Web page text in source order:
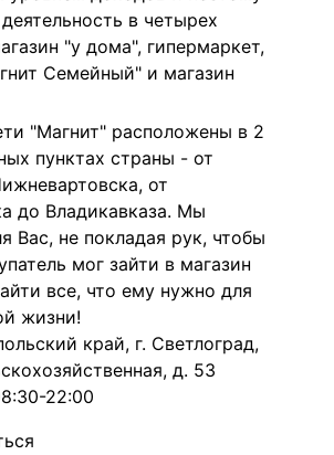
в четырех
"у дома", гипермаркет,
Семейный" и магазин
"Магнит" расположены в 2
пунктах страны - от
от
до Владикавказа. Мы
Вас, не покладая рук, чтобы
мог зайти в магазин
все, что ему нужно для
жизни!
край, г. Светлоград,
д. 53
22:00